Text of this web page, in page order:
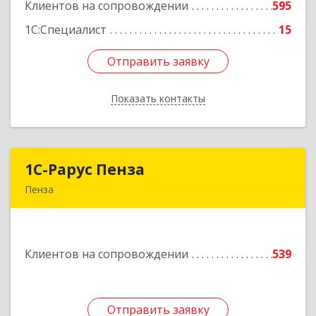
Клиентов на сопровождении
595
1С:Специалист
15
Отправить заявку
Показать контакты
Подробнее
Отправить заявку
Назад
1С-Рарус Пенза
Пенза
Клиентов на сопровождении 539
Отправить заявку
Подробнее
Отправить заявку